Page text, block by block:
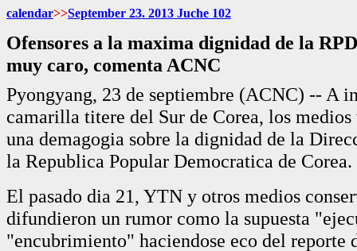
calendar>>September 23. 2013 Juche 102
Ofensores a la maxima dignidad de la
muy caro, comenta ACNC
Pyongyang, 23 de septiembre (ACNC) -- A
camarilla titere del Sur de Corea, los
una demagogia sobre la dignidad de la
la Republica Popular Democratica de Corea.
El pasado dia 21, YTN y otros medios
difundieron un rumor como la supuesta
"encubrimiento" haciendose eco del reporte